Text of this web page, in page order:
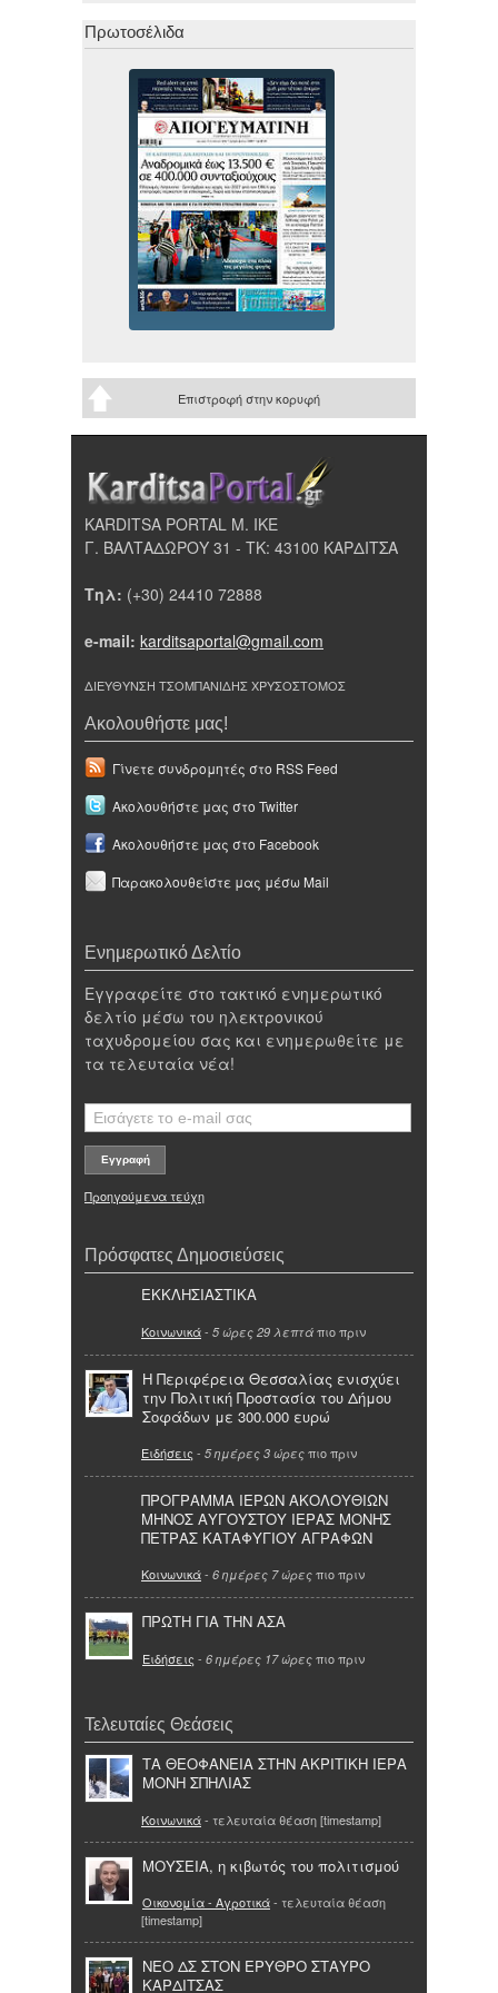
Πρωτοσέλιδα
Επιστροφή στην κορυφή
KARDITSA PORTAL Μ. ΙΚΕ
Γ. ΒΑΛΤΑΔΩΡΟΥ 31 - ΤΚ: 43100 ΚΑΡΔΙΤΣΑ
Τηλ: (+30) 24410 72888
e-mail: karditsaportal@gmail.com
ΔΙΕΥΘΥΝΣΗ ΤΣΟΜΠΑΝΙΔΗΣ ΧΡΥΣΟΣΤΟΜΟΣ
Ακολουθήστε μας!
Γίνετε συνδρομητές στο RSS Feed
Ακολουθήστε μας στο Twitter
Ακολουθήστε μας στο Facebook
Παρακολουθείστε μας μέσω Mail
Ενημερωτικό Δελτίο
Εγγραφείτε στο τακτικό ενημερωτικό
δελτίο μέσω του ηλεκτρονικού
ταχυδρομείου σας και ενημερωθείτε με
τα τελευταία νέα!
Προηγούμενα τεύχη
Πρόσφατες Δημοσιεύσεις
ΕΚΚΛΗΣΙΑΣΤΙΚΑ
Κοινωνικά- 5 ώρες 29 λεπτά πιο πριν
Η Περιφέρεια Θεσσαλίας ενισχύει
την Πολιτική Προστασία του Δήμου
Σοφάδων με 300.000 ευρώ
Ειδήσεις - 5 ημέρες 3 ώρες πιο πριν
ΠΡΟΓΡΑΜΜΑ ΙΕΡΩΝ ΑΚΟΛΟΥΘΙΩΝ
ΜΗΝΟΣ ΑΥΓΟΥΣΤΟΥ ΙΕΡΑΣ ΜΟΝΗΣ
ΠΕΤΡΑΣ ΚΑΤΑΦΥΓΙΟΥ ΑΓΡΑΦΩΝ
Κοινωνικά- 6 ημέρες 7 ώρες πιο πριν
ΠΡΩΤΗ ΓΙΑ ΤΗΝ ΑΣΑ
Ειδήσεις - 6 ημέρες 17 ώρες πιο πριν
Τελευταίες Θεάσεις
ΤΑ ΘΕΟΦΑΝΕΙΑ ΣΤΗΝ ΑΚΡΙΤΙΚΗ ΙΕΡΑ
ΜΟΝΗ ΣΠΗΛΙΑΣ
Κοινωνικά- τελευταία θέαση [timestamp]
ΜΟΥΣΕΙΑ, η κιβωτός του πολιτισμού
Οικονομία - Αγροτικά- τελευταία θέαση
[timestamp]
ΝΕΟ ΔΣ ΣΤΟΝ ΕΡΥΘΡΟ ΣΤΑΥΡΟ
ΚΑΡΔΙΤΣΑΣ